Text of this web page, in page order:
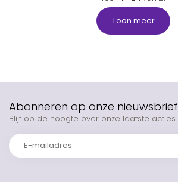
Toon meer
Abonneren op onze nieuwsbrief
Blijf op de hoogte over onze laatste acties